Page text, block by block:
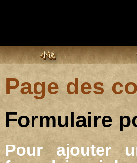
小说
Page des
Formulaire
Pour ajouter